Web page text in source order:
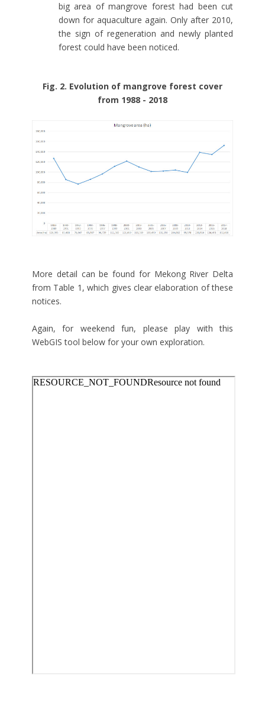
big area of mangrove forest had been cut
down for aquaculture again. Only after 2010,
the sign of regeneration and newly planted
forest could have been noticed.
Fig. 2. Evolution of mangrove forest cover
from 1988 - 2018
More detail can be found for Mekong River Delta
from Table 1, which gives clear elaboration of these
notices.
Again, for weekend fun, please play with this
WebGIS tool below for your own exploration.